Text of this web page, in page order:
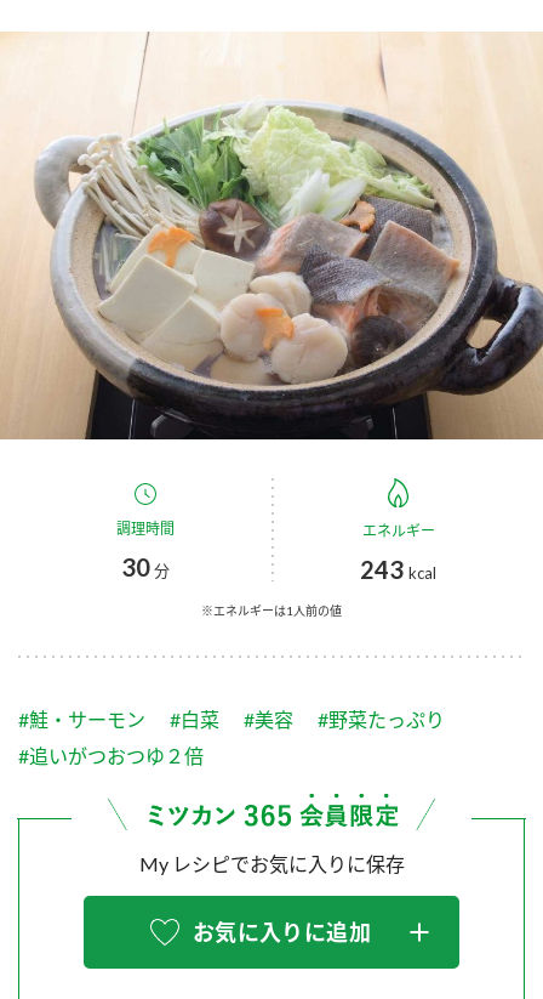
酢 調味酢
お酢ドリンク ぽん酢
みりん風・料理酒 鍋用調味料
つゆ たれ
スープ 中華
ふりかけ おすしの素
炊き込みご飯の素 米飯用調味液
Fibee
キャンペーン情報
ブランド・スペシャルサイト
ブランド・スペシャルサイト トップ
商品ブランドサイト
Fibee（ファイビー）
くらしプラ酢
お酢ドリンク
つゆ
納豆のサイト
三ツ判山吹
スペシャルサイト
お酢を知ろう！
企業情報
国内事業概要
企業理念
ミツカンの歴史
ミツカンを知る
環境への取り組み
MIM（ミツカンミュージアム）
お客様相談センター
お客様の声をいかしました
販売終了製品のご案内
よくあるご質問
調理時間
30分
エネルギー
243 kcal
※エネルギーは1人前の値
#鮭・サーモン #白菜 #美容
#野菜たっぷり
#追いがつおつゆ２倍
My レシピでお気に入りに保存
お気に入りに追加